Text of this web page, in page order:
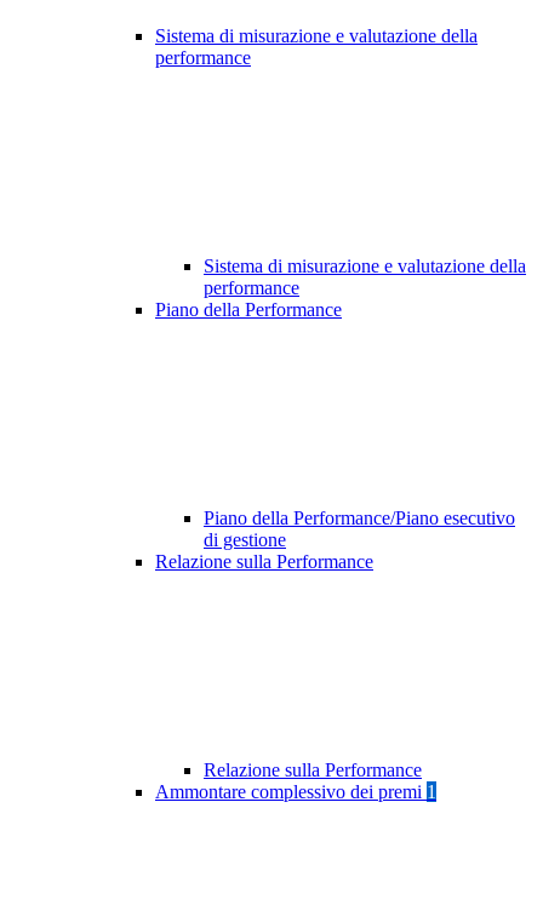
Sistema di misurazione e valutazione della
performance
Sistema di misurazione e valutazione della
performance
Piano della Performance
Piano della Performance/Piano esecutivo
di gestione
Relazione sulla Performance
Relazione sulla Performance
Ammontare complessivo dei premi 1